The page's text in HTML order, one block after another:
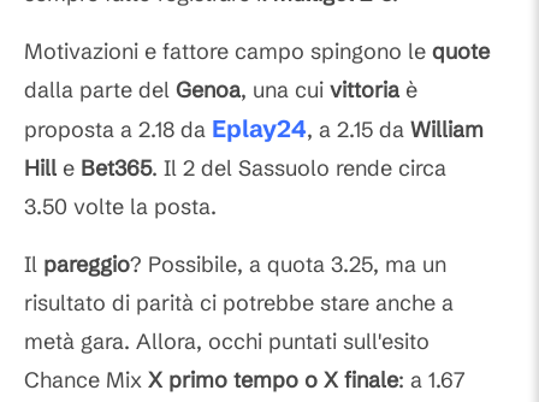
Motivazioni e fattore campo spingono le quote
dalla parte del Genoa, una cui vittoria è
proposta a 2.18 da Eplay24, a 2.15 da William
Hill e Bet365. Il 2 del Sassuolo rende circa
3.50 volte la posta.
Il pareggio? Possibile, a quota 3.25, ma un
risultato di parità ci potrebbe stare anche a
metà gara. Allora, occhi puntati sull'esito
Chance Mix X primo tempo o X finale: a 1.67